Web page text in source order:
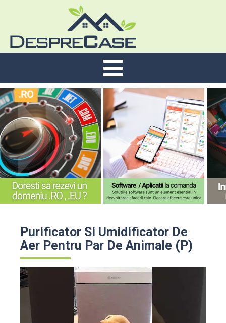
Purificator Si Umidificator De
Aer Pentru Par De Animale (P)